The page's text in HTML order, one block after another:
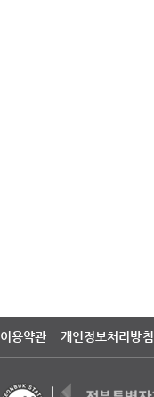
이용약관 개인정보처리방침